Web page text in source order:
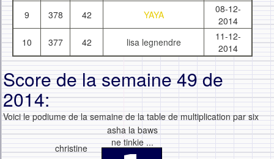
9
378 42 YAYA
08-12-
2014
10
377 42 lisa legnendre
11-12-
2014
Score de la semaine 49 de
2014:
Voici le podiume de la semaine de la table de multiplication par six
christine
asha la baws
ne tinkie ...